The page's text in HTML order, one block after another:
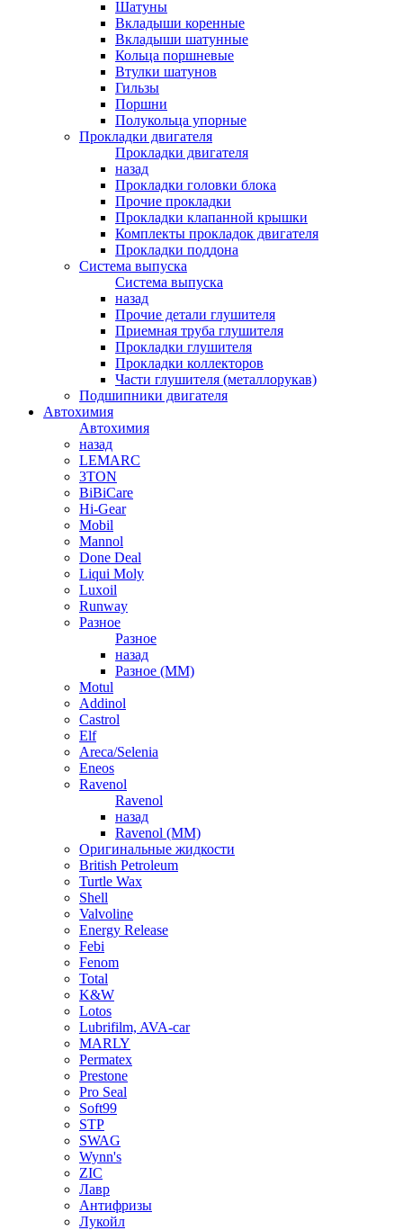
Шатуны
Вкладыши коренные
Вкладыши шатунные
Кольца поршневые
Втулки шатунов
Гильзы
Поршни
Полукольца упорные
Прокладки двигателя
Прокладки двигателя
назад
Прокладки головки блока
Прочие прокладки
Прокладки клапанной крышки
Комплекты прокладок двигателя
Прокладки поддона
Система выпуска
Система выпуска
назад
Прочие детали глушителя
Приемная труба глушителя
Прокладки глушителя
Прокладки коллекторов
Части глушителя (металлорукав)
Подшипники двигателя
Автохимия
Автохимия
назад
LEMARC
3TON
BiBiCare
Hi-Gear
Mobil
Mannol
Done Deal
Liqui Moly
Luxoil
Runway
Разное
Разное
назад
Разное (ММ)
Motul
Addinol
Castrol
Elf
Areca/Selenia
Eneos
Ravenol
Ravenol
назад
Ravenol (ММ)
Оригинальные жидкости
British Petroleum
Turtle Wax
Shell
Valvoline
Energy Release
Febi
Fenom
Total
K&W
Lotos
Lubrifilm, AVA-car
MARLY
Permatex
Prestone
Pro Seal
Soft99
STP
SWAG
Wynn's
ZIC
Лавр
Антифризы
Лукойл